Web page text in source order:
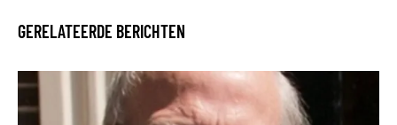
GERELATEERDE BERICHTEN